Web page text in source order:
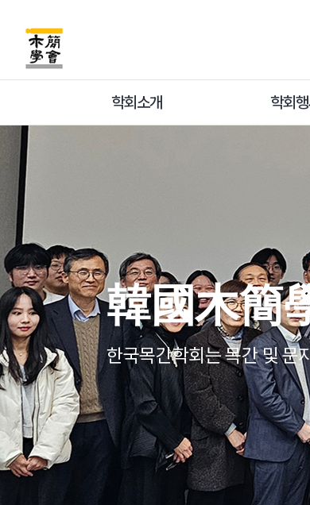
학회소개 학회
韓國木簡
한국목간학회는 목간 및 문
韓國木簡
한국목간학회는 목간 및 문